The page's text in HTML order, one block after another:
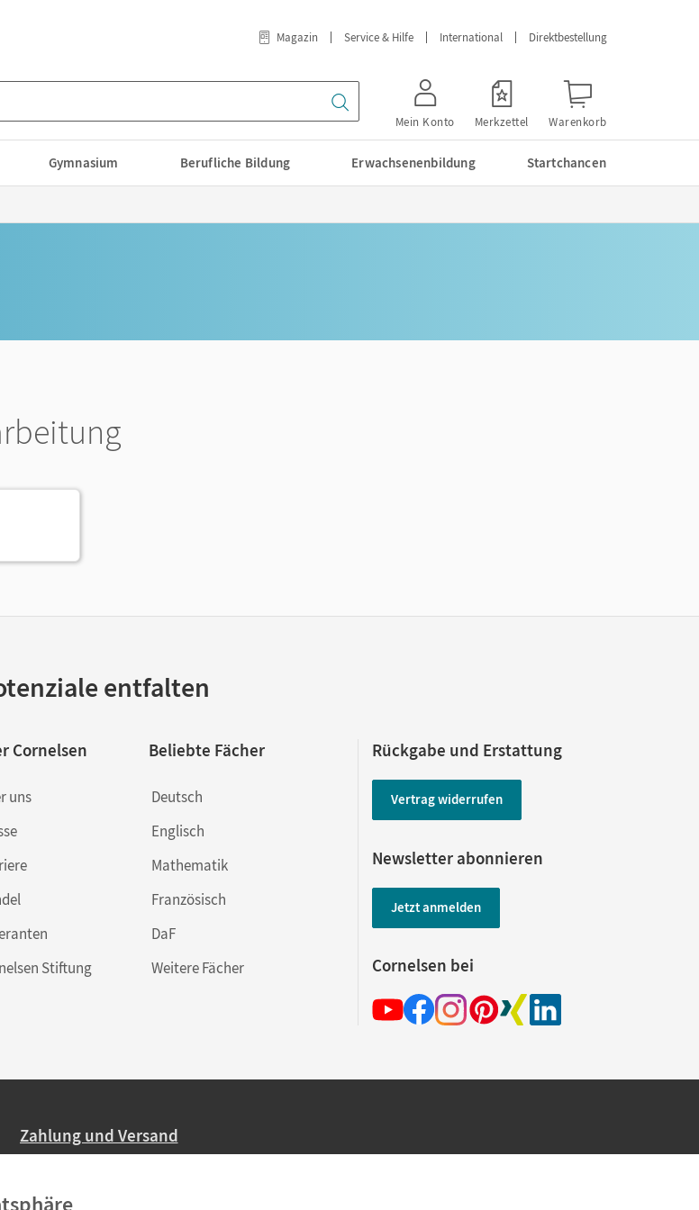
Magazin Service & Hilfe International Direktbestellung
Mein Konto Merkzettel Warenkorb
Gymnasium Berufliche Bildung Erwachsenenbildung Startchancen
entfalten
Cornelsen
uns
Stiftung
Beliebte Fächer
Deutsch
Englisch
Mathematik
Französisch
DaF
Weitere Fächer
Rückgabe und Erstattung
Vertrag widerrufen
Newsletter abonnieren
Jetzt anmelden
Cornelsen bei
Zahlung und Versand